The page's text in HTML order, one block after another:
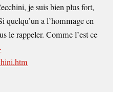
je suis bien plus fort,
quelqu’un a l’hommage en
le rappeler. Comme l’est ce